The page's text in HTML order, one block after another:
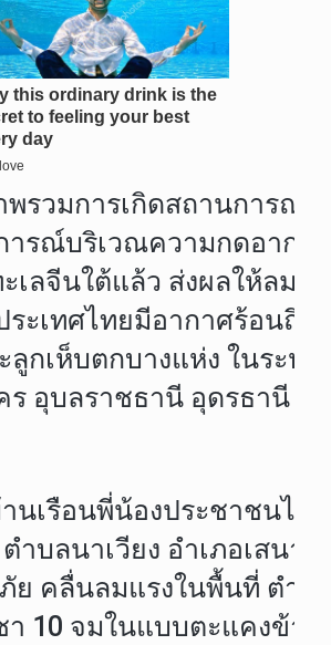
รวมการเกิดสถานการณ์ว
ารณ์บริเวณความกดอากา
เลจีนใต้แล้ว ส่งผลให้ลมต
ะเทศไทยมีอากาศร้อนถึง
เห็บตกบางแห่ง ในระหว่
อุบลราชธานี อุดรธานี ร้
นเรือนพี่น้องประชาชนได้
บลนาเวียง อำเภอเสนา
ภัย คลื่นลมแรงในพื้นที่ ตำบ
า 10 จมในแบบตะแคงข้า